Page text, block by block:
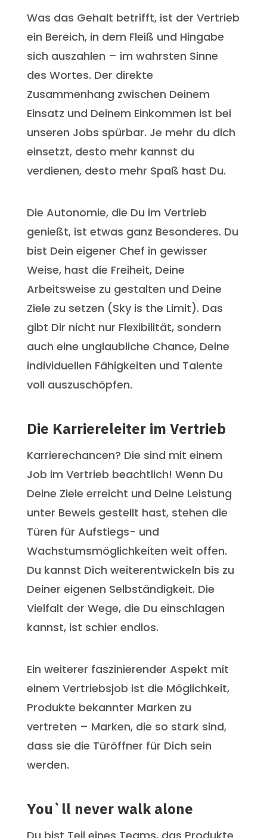
Was das Gehalt betrifft, ist der Vertrieb
ein Bereich, in dem Fleiß und Hingabe
sich auszahlen – im wahrsten Sinne
des Wortes. Der direkte
Zusammenhang zwischen Deinem
Einsatz und Deinem Einkommen ist bei
unseren Jobs spürbar. Je mehr du dich
einsetzt, desto mehr kannst du
verdienen, desto mehr Spaß hast Du.
Die Autonomie, die Du im Vertrieb
genießt, ist etwas ganz Besonderes. Du
bist Dein eigener Chef in gewisser
Weise, hast die Freiheit, Deine
Arbeitsweise zu gestalten und Deine
Ziele zu setzen (Sky is the Limit). Das
gibt Dir nicht nur Flexibilität, sondern
auch eine unglaubliche Chance, Deine
individuellen Fähigkeiten und Talente
voll auszuschöpfen.
Die Karriereleiter im Vertrieb
Karrierechancen? Die sind mit einem
Job im Vertrieb beachtlich! Wenn Du
Deine Ziele erreicht und Deine Leistung
unter Beweis gestellt hast, stehen die
Türen für Aufstiegs- und
Wachstumsmöglichkeiten weit offen.
Du kannst Dich weiterentwickeln bis zu
Deiner eigenen Selbständigkeit. Die
Vielfalt der Wege, die Du einschlagen
kannst, ist schier endlos.
Ein weiterer faszinierender Aspekt mit
einem Vertriebsjob ist die Möglichkeit,
Produkte bekannter Marken zu
vertreten – Marken, die so stark sind,
dass sie die Türöffner für Dich sein
werden.
You`ll never walk alone